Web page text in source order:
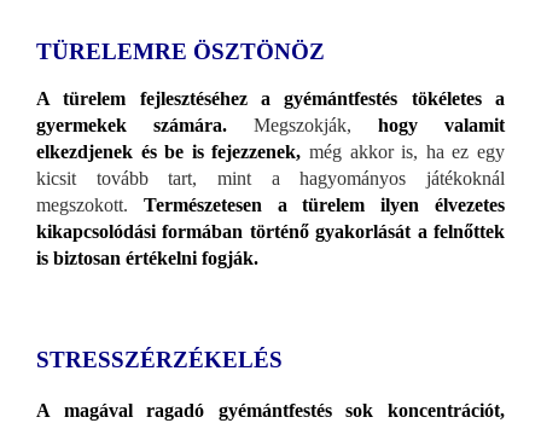
TÜRELEMRE ÖSZTÖNÖZ
A türelem fejlesztéséhez a gyémántfestés tökéletes a
gyermekek számára. Megszokják, hogy valamit
elkezdjenek és be is fejezzenek, még akkor is, ha ez egy
kicsit tovább tart, mint a hagyományos játékoknál
megszokott. Természetesen a türelem ilyen élvezetes
kikapcsolódási formában történő gyakorlását a felnőttek
is biztosan értékelni fogják.
STRESSZÉRZÉKELÉS
A magával ragadó gyémántfestés sok koncentrációt,